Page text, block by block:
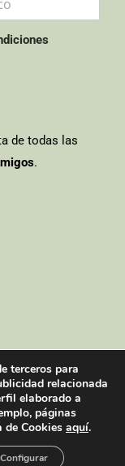
de todas las
.
terceros para
relacionada
elaborado a
páginas
de Cookies aquí.
Configurar